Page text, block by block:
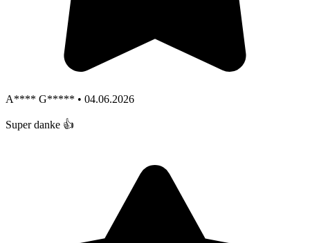
A**** G***** • 04.06.2026
Super danke 👍